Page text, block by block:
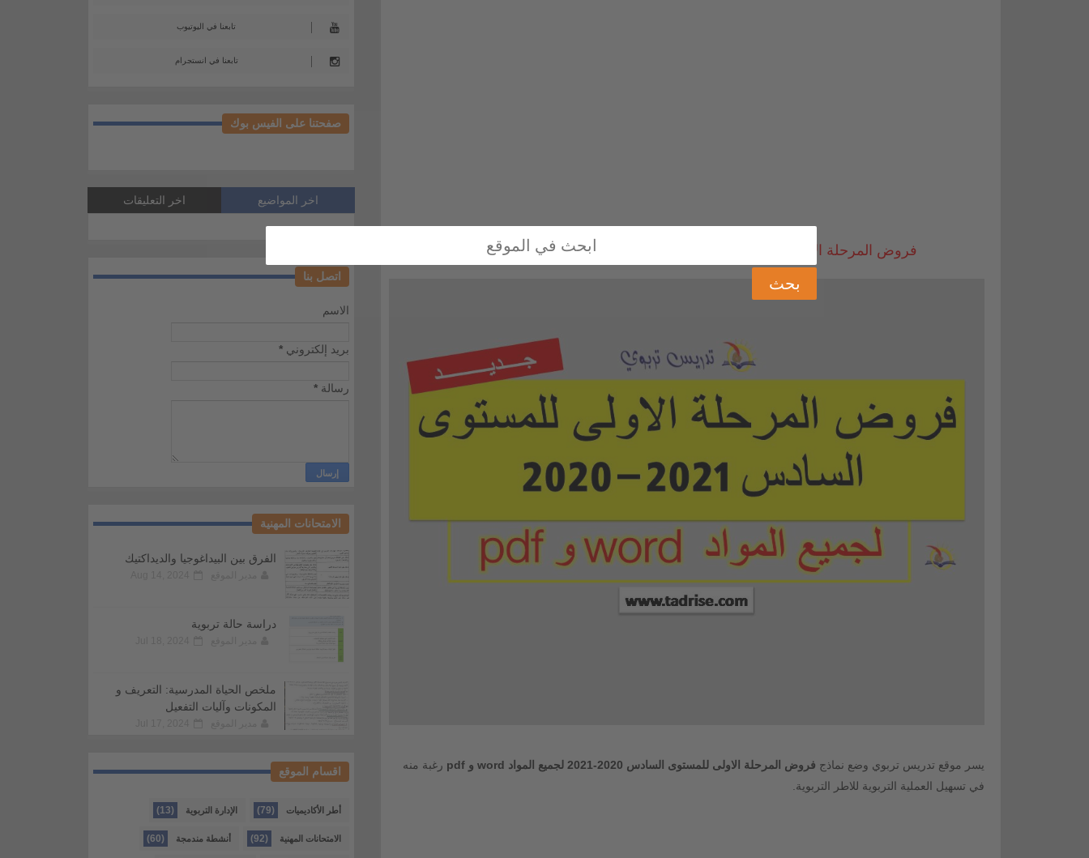
فروض المرحلة الاولى للمستوى السادس 2020-2021 لجميع المواد word و pdf
يسر موقع تدريس تربوي وضع نماذج فروض المرحلة الاولى للمستوى السادس 2020-2021 لجميع المواد word و pdf
رغبة منه
في تسهيل العملية التربوية للاطر التربوية.
تابعنا في اليوتيوب
تابعنا في انستجرام
صفحتنا على الفيس بوك
اخر المواضيع اخر التعليقات
اتصل بنا
الاسم
بريد إلكتروني *
رسالة *
الامتحانات المهنية
الفرق بين البيداغوجيا والديداكتيك
دراسة حالة تربوية
ملخص الحياة المدرسية: التعريف و
المكونات وآليات التفعيل
اقسام الموقع
أطر الأكاديميات (79) الإدارة التربوية (13)
الامتحانات المهنية (92) أنشطة مندمجة (60)